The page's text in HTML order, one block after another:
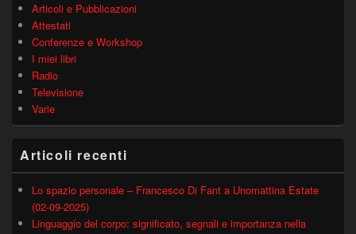
Articoli e Pubblicazioni
Attestati
Conferenze e Workshop
I miei libri
Radio
Televisione
Varie
Articoli recenti
Lo spazio personale – Francesco Di Fant a Unomattina Estate
(02-09-2025)
Linguaggio del corpo: significato, segnali e importanza nella